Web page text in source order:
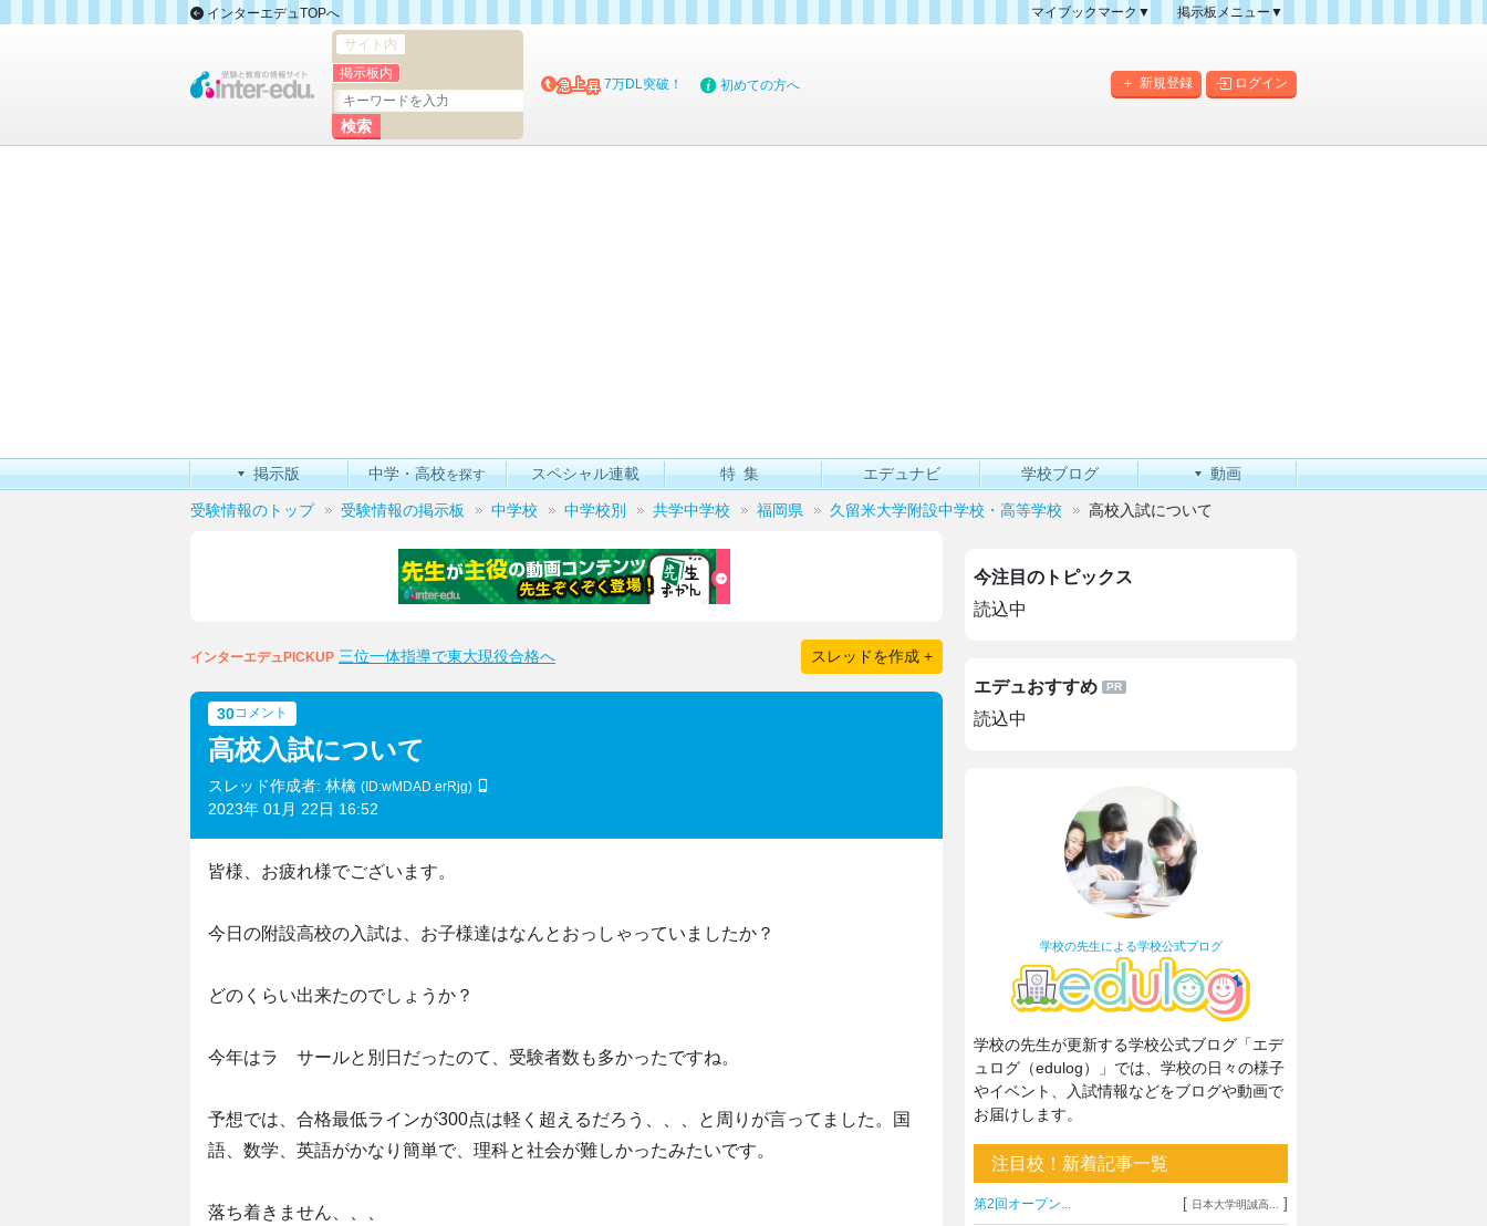
インターエデュTOPへ
マイブックマーク▼
掲示板メニュー▼
掲示板マップ
新規登録 ログイン
サイト内
掲示板内
7万DL突破！ 初めての方へ
掲示版 中学・高校を探す スペシャル連載 特集 エデュナビ 学校ブログ 動画
受験情報のトップ 受験情報の掲示板 中学校 中学校別 共学中学校 福岡県 久留米大学附設中学校・高等学校 高校入試について
インターエデュPICKUP 三位一体指導で東大現役合格へ スレッドを作成 +
30コメント
高校入試について
スレッド作成者: 林檎 (ID:wMDAD.erRjg)
2023年 01月 22日 16:52
皆様、お疲れ様でございます。
今日の附設高校の入試は、お子様達はなんとおっしゃっていましたか？
どのくらい出来たのでしょうか？
今年はラ サールと別日だったのて、受験者数も多かったですね。
予想では、合格最低ラインが300点は軽く超えるだろう、、、と周りが言ってました。国
語、数学、英語がかなり簡単で、理科と社会が難しかったみたいです。
落ち着きません、、、
今注目のトピックス
読込中
エデュおすすめ
読込中
学校の先生による学校公式ブログ
学校の先生が更新する学校公式ブログ「エデ
ュログ（edulog）」では、学校の日々の様子
やイベント、入試情報などをブログや動画で
お届けします。
注目校！新着記事一覧
第2回オープン... [ 日本大学明誠高... ]